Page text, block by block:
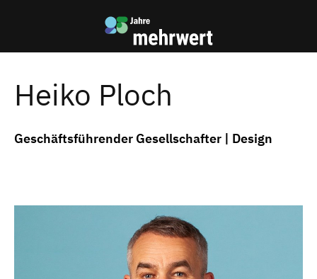
Zur
mehrwert
Heiko Ploch
Geschäftsführender Gesellschafter | Design